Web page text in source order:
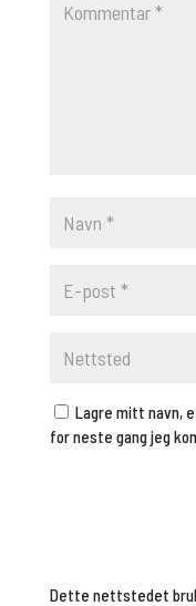
Lagre mitt navn,
for neste gang jeg
Dette nettstedet